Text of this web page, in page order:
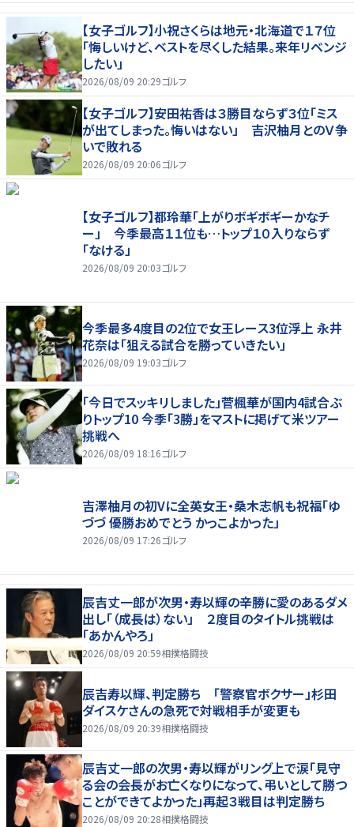
【女子ゴルフ】小祝さくらは地元・北海道で１７位
「悔しいけど、ベストを尽くした結果。来年リベンジ
したい」
2026/08/09 20:29ゴルフ
【女子ゴルフ】安田祐香は３勝目ならず３位「ミス
が出てしまった。悔いはない」 吉沢柚月とのＶ争
いで敗れる
2026/08/09 20:06ゴルフ
【女子ゴルフ】都玲華「上がりボギボギーかなチ
ー」 今季最高１１位も…トップ１０入りならず
「なける」
2026/08/09 20:03ゴルフ
今季最多4度目の2位で女王レース3位浮上 永井
花奈は「狙える試合を勝っていきたい」
2026/08/09 19:03ゴルフ
「今日でスッキリしました」菅楓華が国内4試合ぶ
りトップ10 今季「3勝」をマストに掲げて米ツアー
挑戦へ
2026/08/09 18:16ゴルフ
吉澤柚月の初Vに全英女王・桑木志帆も祝福「ゆ
づづ 優勝おめでとう かっこよかった」
2026/08/09 17:26ゴルフ
辰吉丈一郎が次男・寿以輝の辛勝に愛のあるダメ
出し「（成長は）ない」 ２度目のタイトル挑戦は
「あかんやろ」
2026/08/09 20:59相撲格闘技
辰吉寿以輝、判定勝ち 「警察官ボクサー」杉田
ダイスケさんの急死で対戦相手が変更も
2026/08/09 20:39相撲格闘技
辰吉丈一郎の次男・寿以輝がリング上で涙「見守
る会の会長がお亡くなりになって、弔いとして勝つ
ことができてよかった」再起３戦目は判定勝ち
2026/08/09 20:28相撲格闘技